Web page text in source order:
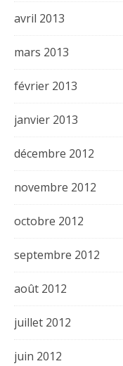
avril 2013
mars 2013
février 2013
janvier 2013
décembre 2012
novembre 2012
octobre 2012
septembre 2012
août 2012
juillet 2012
juin 2012